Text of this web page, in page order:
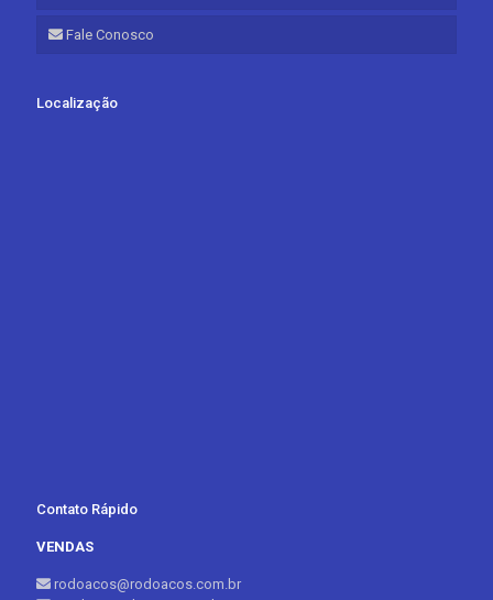
Fale Conosco
Localização
Contato Rápido
VENDAS
rodoacos@rodoacos.com.br